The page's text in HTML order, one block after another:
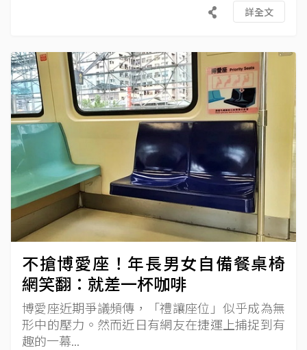
詳全文
不搶博愛座！年長男女自備餐桌椅
網笑翻：就差一杯咖啡
博愛座近期爭議頻傳，「禮讓座位」似乎成為無
形中的壓力。然而近日有網友在捷運上捕捉到有
趣的一幕...